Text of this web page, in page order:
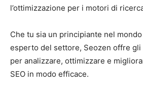
l’ottimizzazione per i motori di
Che tu sia un principiante nel mondo
esperto del settore, Seozen offre
per analizzare, ottimizzare e
SEO in modo efficace.